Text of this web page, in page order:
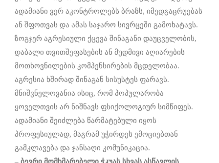
ადამიანი ვერ აკონტროლებს ბრაზს, იმედგაცრუებას
ან შფოთვას და ამას საჯარო სივრცეში გამოხატავს.
ზოგჯერ აგრესიული ქცევა შინაგანი დაუცველობის,
დაბალი თვითშეფასების ან მუდმივი აღიარების
მოთხოვნილების კომპენსირების მცდელობაა.
აგრესია ხშირად შინაგან სისუსტეს ფარავს.
მნიშვნელოვანია ისიც, რომ პოპულარობა
ყოველთვის არ ნიშნავს ფსიქოლოგიურ სიმწიფეს.
ადამიანი შეიძლება წარმატებული იყოს
პროფესიულად, მაგრამ უჭირდეს ემოციებთან
გამკლავება და ჯანსაღი კომუნიკაცია.
– ბევრი მომხმარებელი ჭკუას სხვას ასწავლის,